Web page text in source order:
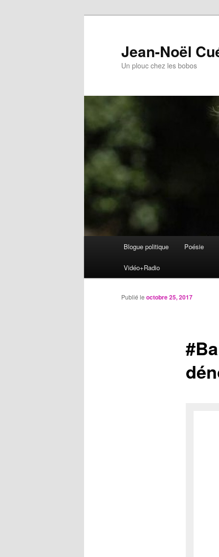
Jean-Noël
Un plouc chez les bobos
Aller
au
contenu
Blogue politique Poésie
Vidéo+Radio
Publié le octobre 25, 2017